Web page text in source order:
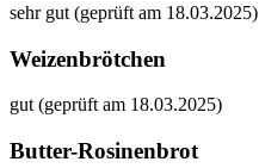
sehr gut (geprüft am 18.03.2025)
Weizenbrötchen
gut (geprüft am 18.03.2025)
Butter-Rosinenbrot